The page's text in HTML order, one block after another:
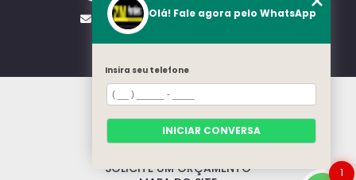
vendas.zmportoes@gmail.com
HOME
MODELOS
CONTATO
SOLICITE UM ORÇAMENTO
1
Olá! Fale agora pelo WhatsApp
Insira seu telefone
INICIAR CONVERSA